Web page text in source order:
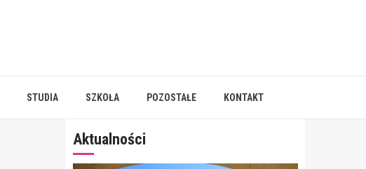
STUDIA SZKOŁA POZOSTAŁE KONTAKT
Aktualności